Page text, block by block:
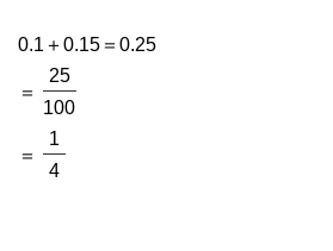
0.1＋0.15＝0.25
＝
25
100
＝
1
4